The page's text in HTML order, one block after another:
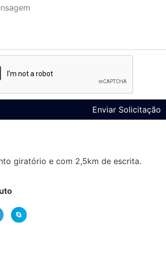
Enviar Solicitação
giratório e com 2,5km de escrita.